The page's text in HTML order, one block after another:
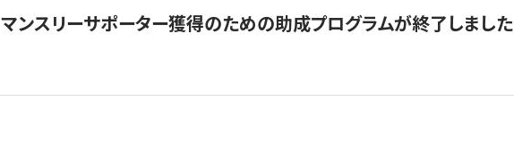
マンスリーサポーター獲得のための助成プログラムが終了しました